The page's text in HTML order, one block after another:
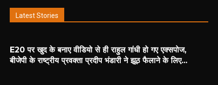
Latest Stories
E20 पर खुद के बनाए वीडियो से ही राहुल गांधी हो गए एक्सपोज,
बीजेपी के राष्ट्रीय प्रवक्ता प्रदीप भंडारी ने झूठ फैलाने के लिए...